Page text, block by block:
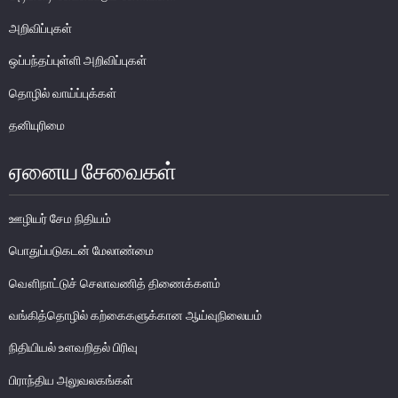
பொதுநோக்கு
முக்கிய தொழிற்பாடுகள்
வங்கித்தொழில் துறை
நுண்பாக நிதித் துறை
அதிகாரம்பெற்ற பணத்தரகர்கள் ஒழுங்குவிதிகள்
பேரண்ட முன்மதியுடைய கண்காணிப்பு
நிலைபெறத்தக்க நிதி
நிதியியல் வசதிக்குட்படுத்தல்
நிதியியல் சந்தைகள்
அறிவிப்புகள்
ஒப்பந்தப்புள்ளி அறிவிப்புகள்
தொழில் வாய்ப்புக்கள்
தனியுரிமை
ஏனைய சேவைகள்
ஊழியர் சேம நிதியம்
பொதுப்படுகடன் மேலாண்மை
வௌிநாட்டுச் செலாவணித் திணைக்களம்
வங்கித்தொழில் கற்கைகளுக்கான ஆய்வுநிலையம்
நிதியியல் உளவறிதல் பிரிவு
பிராந்திய அலுவலகங்கள்